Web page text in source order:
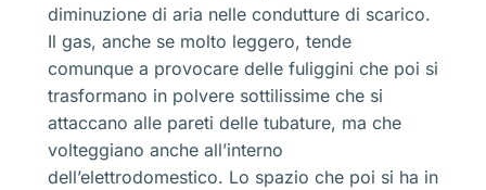
diminuzione di aria nelle condutture di scarico.
Il gas, anche se molto leggero, tende
comunque a provocare delle fuliggini che poi si
trasformano in polvere sottilissime che si
attaccano alle pareti delle tubature, ma che
volteggiano anche all’interno
dell’elettrodomestico. Lo spazio che poi si ha in